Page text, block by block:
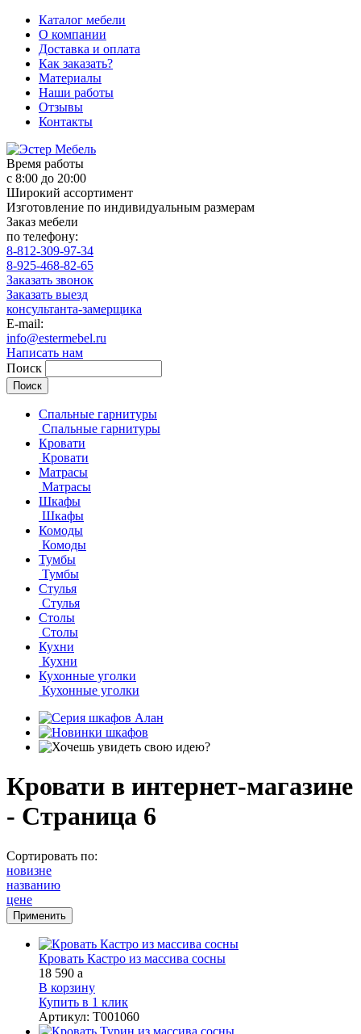
Каталог мебели
О компании
Доставка и оплата
Как заказать?
Материалы
Наши работы
Отзывы
Контакты
Время работы
с 8:00 до 20:00
Широкий ассортимент
Изготовление по индивидуальным размерам
Заказ мебели
по телефону:
8-812-309-97-34
8-925-468-82-65
Заказать звонок
Заказать выезд
консультанта-замерщика
E-mail:
info@estermebel.ru
Написать нам
Поиск
Спальные гарнитуры
Спальные гарнитуры
Кровати
Кровати
Матрасы
Матрасы
Шкафы
Шкафы
Комоды
Комоды
Тумбы
Тумбы
Стулья
Стулья
Столы
Столы
Кухни
Кухни
Кухонные уголки
Кухонные уголки
Кровати в интернет-магазине
- Страница 6
Сортировать по:
новизне
названию
цене
Кровать Кастро из массива сосны
18 590 a
В корзину
Купить в 1 клик
Артикул: Т001060